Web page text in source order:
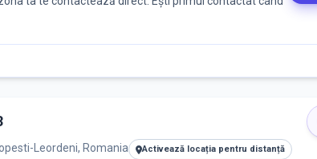
Leordeni, Romania Activează locația pentru distanță